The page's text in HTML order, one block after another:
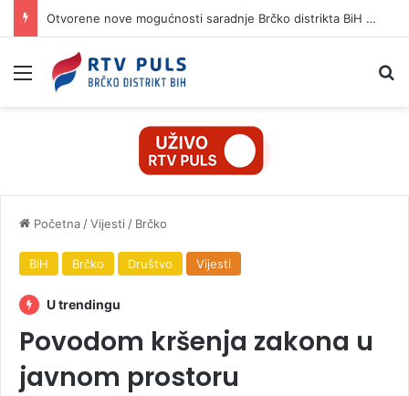
Otvorene nove mogućnosti saradnje Brčko distrikta BiH i Istanbulske privredne komore
Izbornik
Početna /Vijesti / Brčko
BiH Brčko Društvo Vijesti
U trendingu
Povodom kršenja zakona u
javnom prostoru